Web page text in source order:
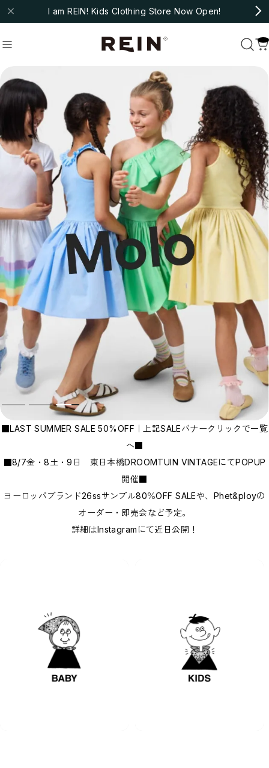
I am REIN! Kids Clothing Store Now Open!
#fub #ARSENE ET LES PIPELETTES
Recommend おすすめキーワード
#bebe organic #christina rohde #cozmo #molo
#fub #ARSENE ET LES PIPELETTES
Category 商品カテゴリ
NEW ARRIVAL
HOT ITEMS
◇SALE
◇BABY
Outer/Jacket
Tops
Bottoms
Rompers/Overalls
Dress
Others
◇KIDS
Outer/Jacket
Tops
Bottoms
Rompers/Overalls
Dress
Leg-wear
Accessories/Hair Accessories
Others
◇GOODS
◇ACCESSORIES
◇BABY&KIDS VINTAGE
◆GIRL
A~G
CLOSE
■LAST SUMMER SALE 50%OFF｜上記SALEバナークリックで一覧
へ■
■8/7金・8土・9日 東日本橋DROOMTUIN VINTAGEにてPOPUP
開催■
ヨーロッパブランド26ssサンプル80％OFF SALEや、Phet&ployの
オーダー・即売会など予定。